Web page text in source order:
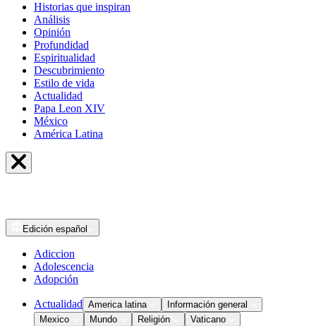
Historias que inspiran
Análisis
Opinión
Profundidad
Espiritualidad
Descubrimiento
Estilo de vida
Actualidad
Papa Leon XIV
México
América Latina
Edición español
Adiccion
Adolescencia
Adopción
Actualidad America latina
Información general
Mexico
Mundo Religión Vaticano